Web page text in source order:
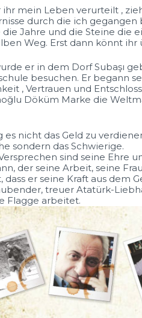
ihr mein Leben verurteilt ,
durch die ich
die Jahre und die Steine die
Weg. Erst dann könnt
er in dem Dorf Subaşı
besuchen. Er begann
, Vertrauen und
Döküm Marke die
es nicht das Geld zu
sondern das Schwierige.
sind seine Ehre
der seine Arbeit, seine
dass er seine Kraft aus dem
treuer Atatürk-
Flagge arbeitet.